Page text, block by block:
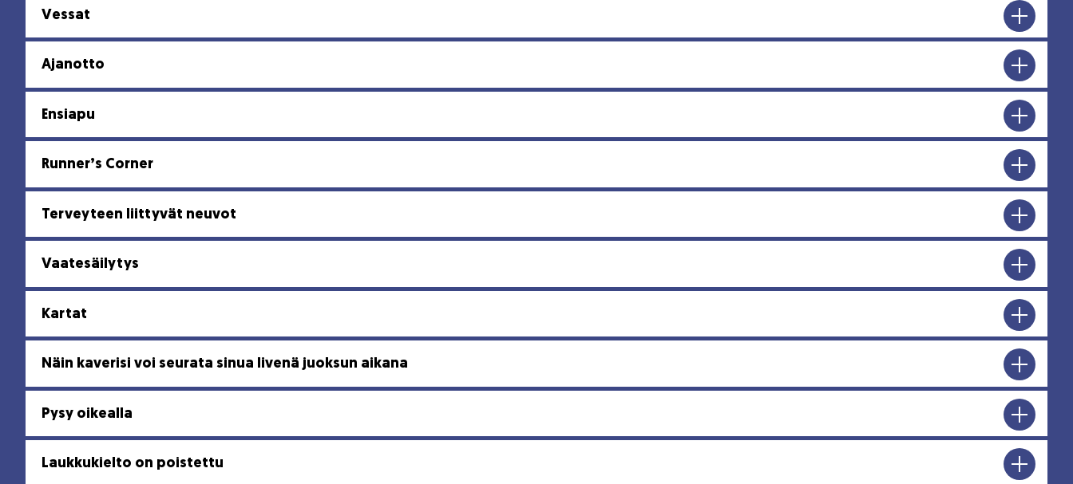
Vessat
Ajanotto
Ensiapu
Runner’s Corner
Terveyteen liittyvät neuvot
Vaatesäilytys
Kartat
Näin kaverisi voi seurata sinua livenä juoksun aikana
Pysy oikealla
Laukkukielto on poistettu